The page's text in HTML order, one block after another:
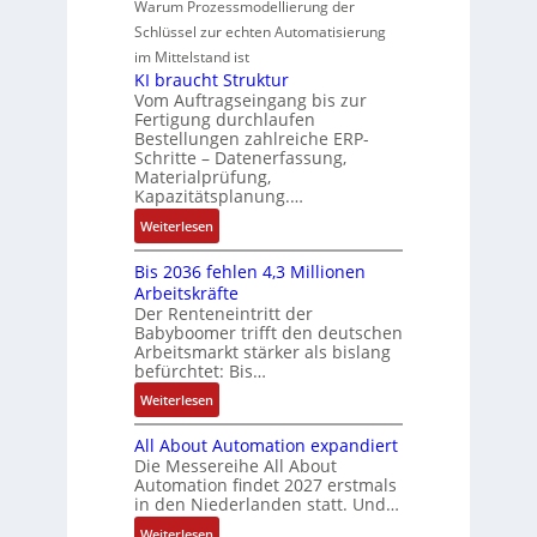
g
e
M
o
m
e
n
t
a
u
f
n
a
h
m
e
,
g
e
p
ä
g
t
d
k
F
a
n
u
c
C
N
C
-
y
s
e
m
e
s
c
h
ä
f
t
s
f
ü
h
r
e
r
z
u
m
V
o
r
s
t
y
s
t
è
m
e
s
:
Q
2
-
E
r
g
e
b
n
i
s
s
e
b
e
e
u
r
V
e
r
t
r
i
e
b
s
-
u
n
d
M
a
r
k
e
t
Warum Prozessmodellierung der
Schlüssel zur echten Automatisierung
im Mittelstand ist
KI braucht Struktur
Vom Auftragseingang bis zur
Fertigung durchlaufen
Bestellungen zahlreiche ERP-
Schritte – Datenerfassung,
Materialprüfung,
Kapazitätsplanung.…
Weiterlesen:
K
I
b
r
a
u
c
h
t
S
t
r
u
Bis 2036 fehlen 4,3 Millionen
Arbeitskräfte
Der Renteneintritt der
Babyboomer trifft den deutschen
Arbeitsmarkt stärker als bislang
befürchtet: Bis…
Weiterlesen:
B
i
s
2
0
All About Automation expandiert
Die Messereihe All About
Automation findet 2027 erstmals
in den Niederlanden statt. Und…
: